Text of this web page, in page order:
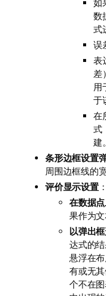
如
数
式
误
表
差
用
于
在
式
建。
条形边框设置
周围边框线的宽
评价显示设置：
在数据
果作为文
以弹出
达式的
悬浮在
有或无
个不在